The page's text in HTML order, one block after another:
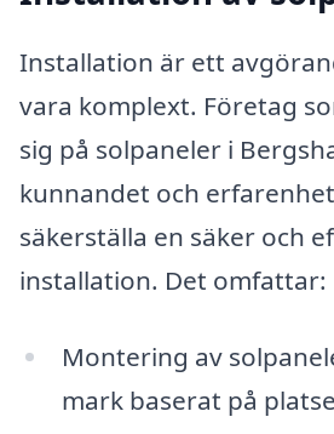
Installation är ett
vara komplext. Företag
sig på solpaneler i
kunnandet och
säkerställa en säker och
installation. Det omfattar:
Montering av
mark baserat på